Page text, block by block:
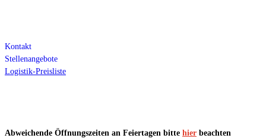
Kontakt
Stellenangebote
Logistik-Preisliste
Abweichende Öffnungszeiten an Feiertagen bitte hier beachten